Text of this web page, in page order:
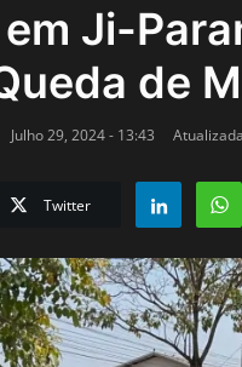
Ji-
de
Julho 29, 2024 - 13:43
Twitter